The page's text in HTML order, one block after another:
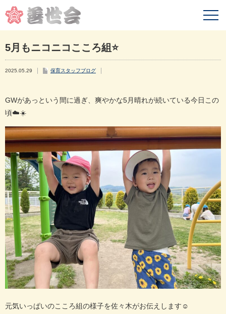
5月もニコニコこころ組⭐️
2025.05.29 保育スタッフブログ
GWがあっという間に過ぎ、爽やかな5月晴れが続いている今日この
頃☁️☀️
元気いっぱいのこころ組の様子を佐々木がお伝えします ☺️